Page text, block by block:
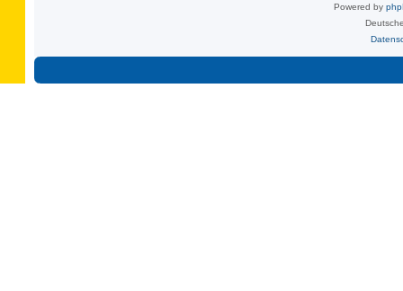
Powered by